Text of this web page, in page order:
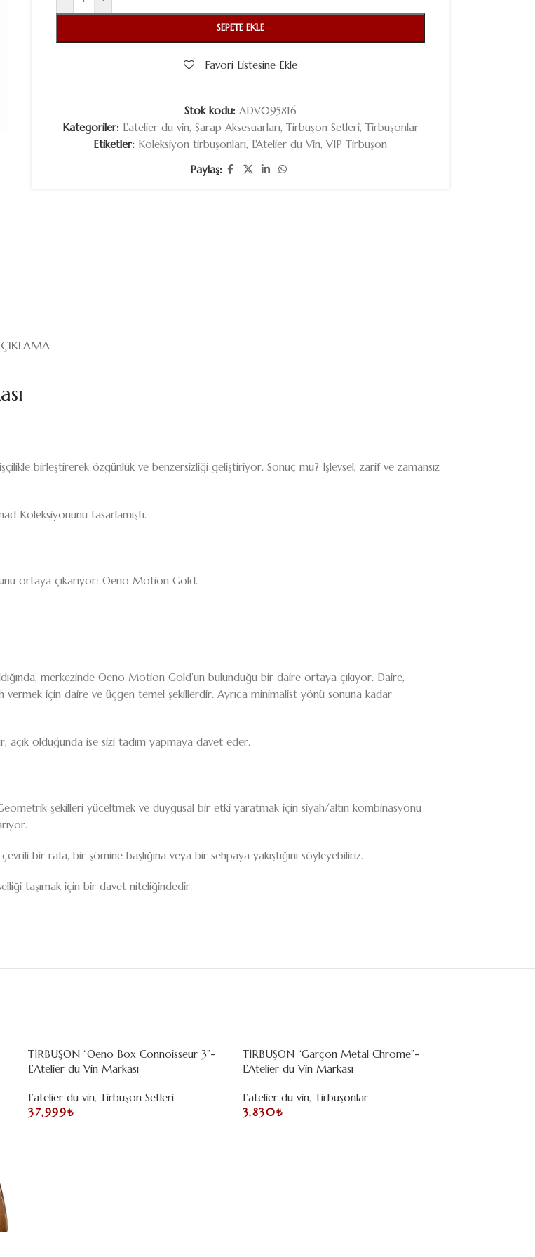
SEPETE EKLE
Favori Listesine Ekle
Stok kodu: ADV095816
Kategoriler: L’atelier du vin, Şarap Aksesuarları, Tirbuşon Setleri, Tirbuşonlar
Etiketler: Koleksiyon tirbuşonları, L'Atelier du Vin, VIP Tirbuşon
Paylaş:
birleştirerek özgünlük ve benzersizliği geliştiriyor. Sonuç mu? İşlevsel, zarif ve zamansız
Koleksiyonunu tasarlamıştı.
ortaya çıkarıyor: Oeno Motion Gold.
merkezinde Oeno Motion Gold’un bulunduğu bir daire ortaya çıkıyor. Daire,
için daire ve üçgen temel şekillerdir. Ayrıca minimalist yönü sonuna kadar
olduğunda ise sizi tadım yapmaya davet eder.
şekilleri yüceltmek ve duygusal bir etki yaratmak için siyah/altın kombinasyonu
bir rafa, bir şömine başlığına veya bir sehpaya yakıştığını söyleyebiliriz.
taşımak için bir davet niteliğindedir.
TİRBUŞON “Oeno Box Connoisseur 3”-
L’Atelier du Vin Markası
L’atelier du vin, Tirbuşon Setleri
37,999₺
TİRBUŞON “Garçon Metal Chrome”-
L’Atelier du Vin Markası
L’atelier du vin, Tirbuşonlar
3,830₺